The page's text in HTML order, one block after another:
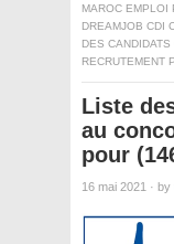
MAROC EMPLOI
DREAMJOB CDI
DES
RECRUTEMENT
Liste
au
pour
16 mai 2021 · by